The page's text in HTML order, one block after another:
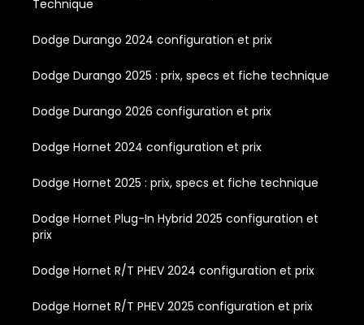
Technique
Dodge Durango 2024 configuration et prix
Dodge Durango 2025 : prix, specs et fiche technique
Dodge Durango 2026 configuration et prix
Dodge Hornet 2024 configuration et prix
Dodge Hornet 2025 : prix, specs et fiche technique
Dodge Hornet Plug-In Hybrid 2025 configuration et
prix
Dodge Hornet R/T PHEV 2024 configuration et prix
Dodge Hornet R/T PHEV 2025 configuration et prix